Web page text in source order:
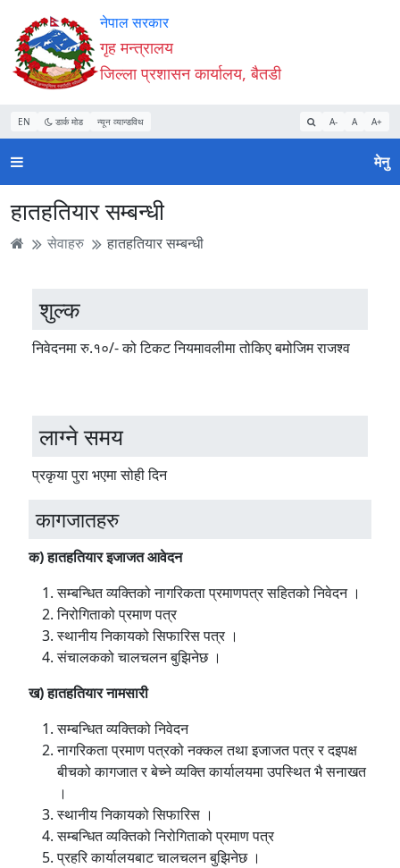
Accessibility
Mode
सुरु
गर्नुहोस्
सामाग्री
पढ्नुहाेस्
नेभिगेसन
पढ्नुहाेस्
वेबसाइट
खोजमा
जानुहोस्
नेपाल सरकार
गृह मन्त्रालय
जिल्ला प्रशासन कार्यालय, बैतडी
EN डार्क मोड न्यून व्यान्डविथ A- A A+
मेनु
हातहतियार सम्बन्धी
सेवाहरु हातहतियार सम्बन्धी
शुल्क
निवेदनमा रु.१०/- को टिकट नियमावलीमा तोकिए बमोजिम राजश्व
लाग्ने समय
प्रकृया पुरा भएमा सोही दिन
कागजातहरु
क) हातहतियार इजाजत आवेदन
सम्बन्धित व्यक्तिको नागरिकता प्रमाणपत्र सहितको निवेदन ।
निरोगिताको प्रमाण पत्र
स्थानीय निकायको सिफारिस पत्र ।
संचालकको चालचलन बुझिनेछ ।
ख) हातहतियार नामसारी
सम्बन्धित व्यक्तिको निवेदन
नागरिकता प्रमाण पत्रको नक्कल तथा इजाजत पत्र र दइपक्ष
बीचको कागजात र बेच्ने व्यक्ति कार्यालयमा उपस्थित भै सनाखत
।
स्थानीय निकायको सिफारिस ।
सम्बन्धित व्यक्तिको निरोगिताको प्रमाण पत्र
प्रहरि कार्यालयबाट चालचलन बुझिनेछ ।